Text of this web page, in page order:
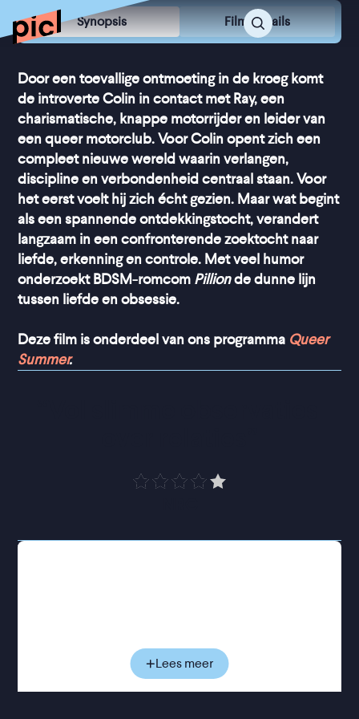
Synopsis Film Details
Door een toevallige ontmoeting in de kroeg komt
de introverte Colin in contact met Ray, een
charismatische, knappe motorrijder en leider van
een queer motorclub. Voor Colin opent zich een
compleet nieuwe wereld waarin verlangen,
discipline en verbondenheid centraal staan. Voor
het eerst voelt hij zich écht gezien. Maar wat begint
als een spannende ontdekkingstocht, verandert
langzaam in een confronterende zoektocht naar
liefde, erkenning en controle. Met veel humor
onderzoekt BDSM-romcom Pillionde dunne lijn
tussen liefde en obsessie.
Deze film is onderdeel van ons programma Queer
Summer.
Voor Colin voelt het leven vooral alsof hij er vanaf
bikerclub neemt hem mee in een onbekende
wereld van leer, discipline en duidelijke
machtsverhoudingen. Binnen die wereld ontdekt
Lees meer